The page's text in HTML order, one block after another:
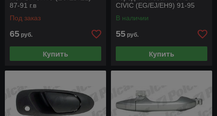
87-91 г.в
Под заказ
65 руб.
Купить
CIVIC (EG/EJ/EH9) 91-95
В наличии
55 руб.
Купить